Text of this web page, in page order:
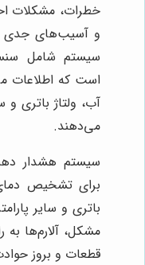
خطرات، مشکلات
و آسیب‌های جدی
سیستم شامل
است که اطلاعات
آب، ولتاژ باتری و
می‌دهند.
سیستم هشدار
برای تشخیص
باتری و سایر
مشکل، آلارم‌ها
قطعات و بروز